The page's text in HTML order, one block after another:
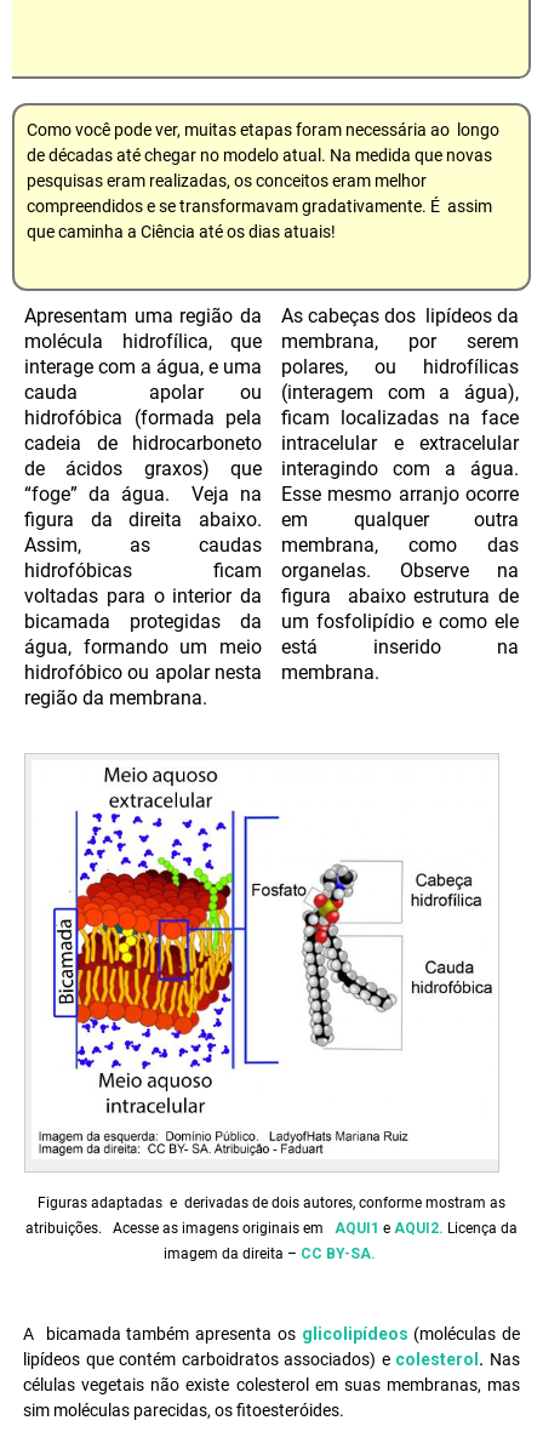
Como você pode ver, muitas etapas foram necessária ao longo
de décadas até chegar no modelo atual. Na medida que novas
pesquisas eram realizadas, os conceitos eram melhor
compreendidos e se transformavam gradativamente. É assim
que caminha a Ciência até os dias atuais!
Apresentam uma região da
molécula hidrofílica, que
interage com a água, e uma
cauda apolar ou
hidrofóbica (formada pela
cadeia de hidrocarboneto
de ácidos graxos) que
“foge” da água. Veja na
figura da direita abaixo.
Assim, as caudas
hidrofóbicas ficam
voltadas para o interior da
bicamada protegidas da
água, formando um meio
hidrofóbico ou apolar nesta
região da membrana.
As cabeças dos lipídeos da
membrana, por serem
polares, ou hidrofílicas
(interagem com a água),
ficam localizadas na face
intracelular e extracelular
interagindo com a água.
Esse mesmo arranjo ocorre
em qualquer outra
membrana, como das
organelas. Observe na
figura abaixo estrutura de
um fosfolipídio e como ele
está inserido na
membrana.
Figuras adaptadas e derivadas de dois autores, conforme mostram as
atribuições.
Acesse as imagens originais em AQUI1 e AQUI2. Licença da
imagem da direita – CC BY-SA.
A bicamada também apresenta os glicolipídeos (moléculas de
lipídeos que contém carboidratos associados) ecolesterol . Nas
células vegetais não existe colesterol em suas membranas, mas
sim moléculas parecidas, os fitoesteróides.